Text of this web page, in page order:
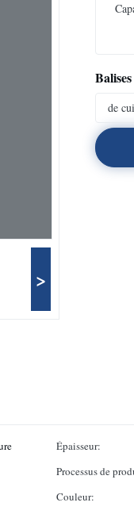
>
Balises
de
Épaisseur:
Processus de
Couleur: